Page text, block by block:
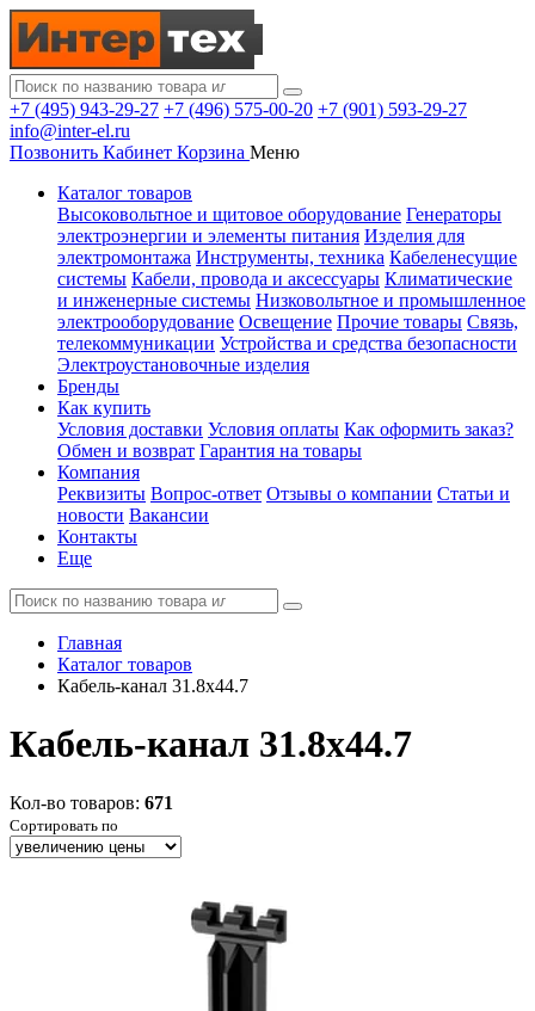
+7 (495) 943-29-27 +7 (496) 575-00-20 +7 (901) 593-29-27
info@inter-el.ru
Позвонить Кабинет Корзина Меню
Каталог товаров
Высоковольтное и щитовое оборудование Генераторы
электроэнергии и элементы питания Изделия для
электромонтажа Инструменты, техника Кабеленесущие
системы Кабели, провода и аксессуары Климатические
и инженерные системы Низковольтное и промышленное
электрооборудование Освещение Прочие товары Связь,
телекоммуникации Устройства и средства безопасности
Электроустановочные изделия
Бренды
Как купить
Условия доставки Условия оплаты Как оформить заказ?
Обмен и возврат Гарантия на товары
Компания
Реквизиты Вопрос-ответ Отзывы о компании Статьи и
новости Вакансии
Контакты
Еще
Главная
Каталог товаров
Кабель-канал 31.8х44.7
Кабель-канал 31.8х44.7
Кол-во товаров: 671
Сортировать по